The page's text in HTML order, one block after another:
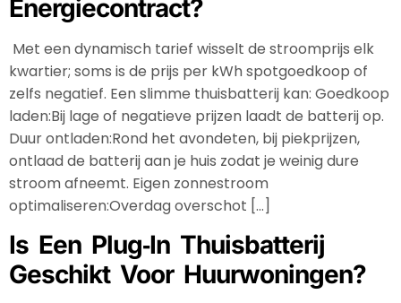
Energiecontract?
Met een dynamisch tarief wisselt de stroomprijs elk
kwartier; soms is de prijs per kWh spotgoedkoop of
zelfs negatief. Een slimme thuisbatterij kan: Goedkoop
laden:Bij lage of negatieve prijzen laadt de batterij op.
Duur ontladen:Rond het avondeten, bij piekprijzen,
ontlaad de batterij aan je huis zodat je weinig dure
stroom afneemt. Eigen zonnestroom
optimaliseren:Overdag overschot […]
Is Een Plug‑in Thuisbatterij
Geschikt Voor Huurwoningen?